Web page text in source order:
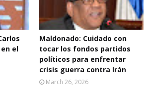
el
Maldonado: Cuidado con
tocar los fondos partidos
políticos para enfrentar
crisis guerra contra Irán
March 26, 2026